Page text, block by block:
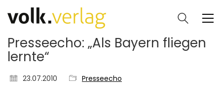
Presseecho: „Als Bayern fliegen
lernte“
23.07.2010 Presseecho